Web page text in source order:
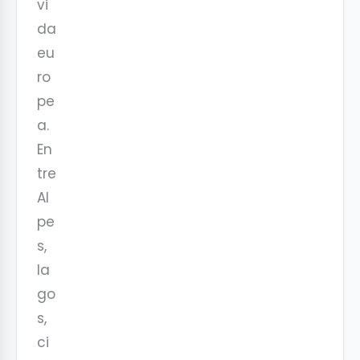
vi
da
eu
ro
pe
a.
En
tre
Al
pe
s,
la
go
s,
ci